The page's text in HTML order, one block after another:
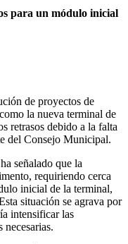
para un módulo inicial
de proyectos de
la nueva terminal de
retrasos debido a la falta
del Consejo Municipal.
señalado que la
requiriendo cerca
inicial de la terminal,
situación se agrava por
intensificar las
necesarias.